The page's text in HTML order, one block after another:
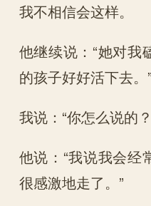
我不相信会这样。
他继续说：“她对我
的孩子好好活下去。”
我说：“你怎么说的
他说：“我说我会经
很感激地走了。”